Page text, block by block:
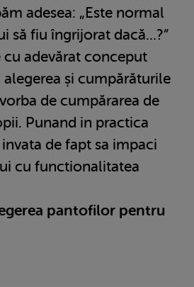
adesea: „Este normal
să fiu îngrijorat dacă...?”
adevărat conceput
alegerea și cumpărăturile
de cumpărarea de
Punand in practica
de fapt sa impaci
cu functionalitatea
pantofilor pentru